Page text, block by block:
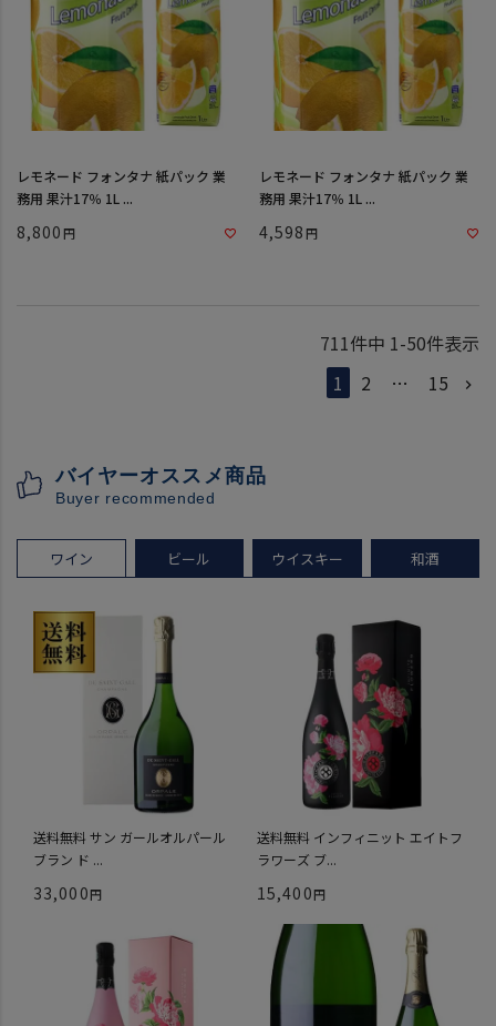
レモネード フォンタナ 紙パック 業
務用 果汁17％ 1L ...
8,800
レモネード フォンタナ 紙パック 業
務用 果汁17％ 1L ...
4,598
711件中 1-50件表示
1
2 … 15
バイヤーオススメ商品
Buyer recommended
ワイン ビール ウイスキー 和酒
送料無料 サン ガールオルパール
ブラン ド ...
33,000
送料無料 インフィニット エイトフ
ラワーズ ブ...
15,400